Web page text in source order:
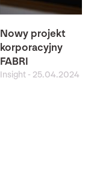
Nowy projekt
korporacyjny
FABRI
Insight - 25.04.2024